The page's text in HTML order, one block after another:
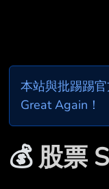
本站與批踢踢
Great Again！
💰股票